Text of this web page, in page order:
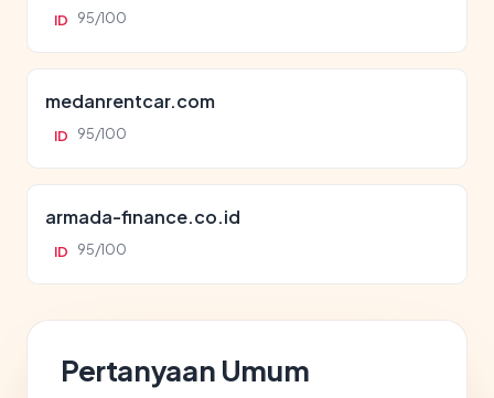
ID 95/100
medanrentcar.com
ID 95/100
armada-finance.co.id
ID 95/100
Pertanyaan Umum